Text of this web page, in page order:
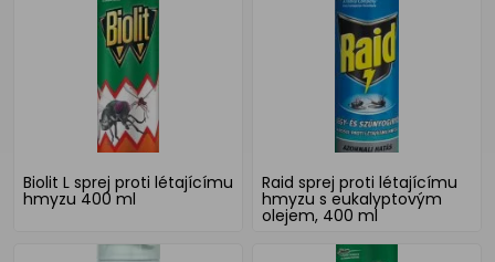
Biolit L sprej proti létajícímu
hmyzu 400 ml
Raid sprej proti létajícímu
hmyzu s eukalyptovým
olejem, 400 ml